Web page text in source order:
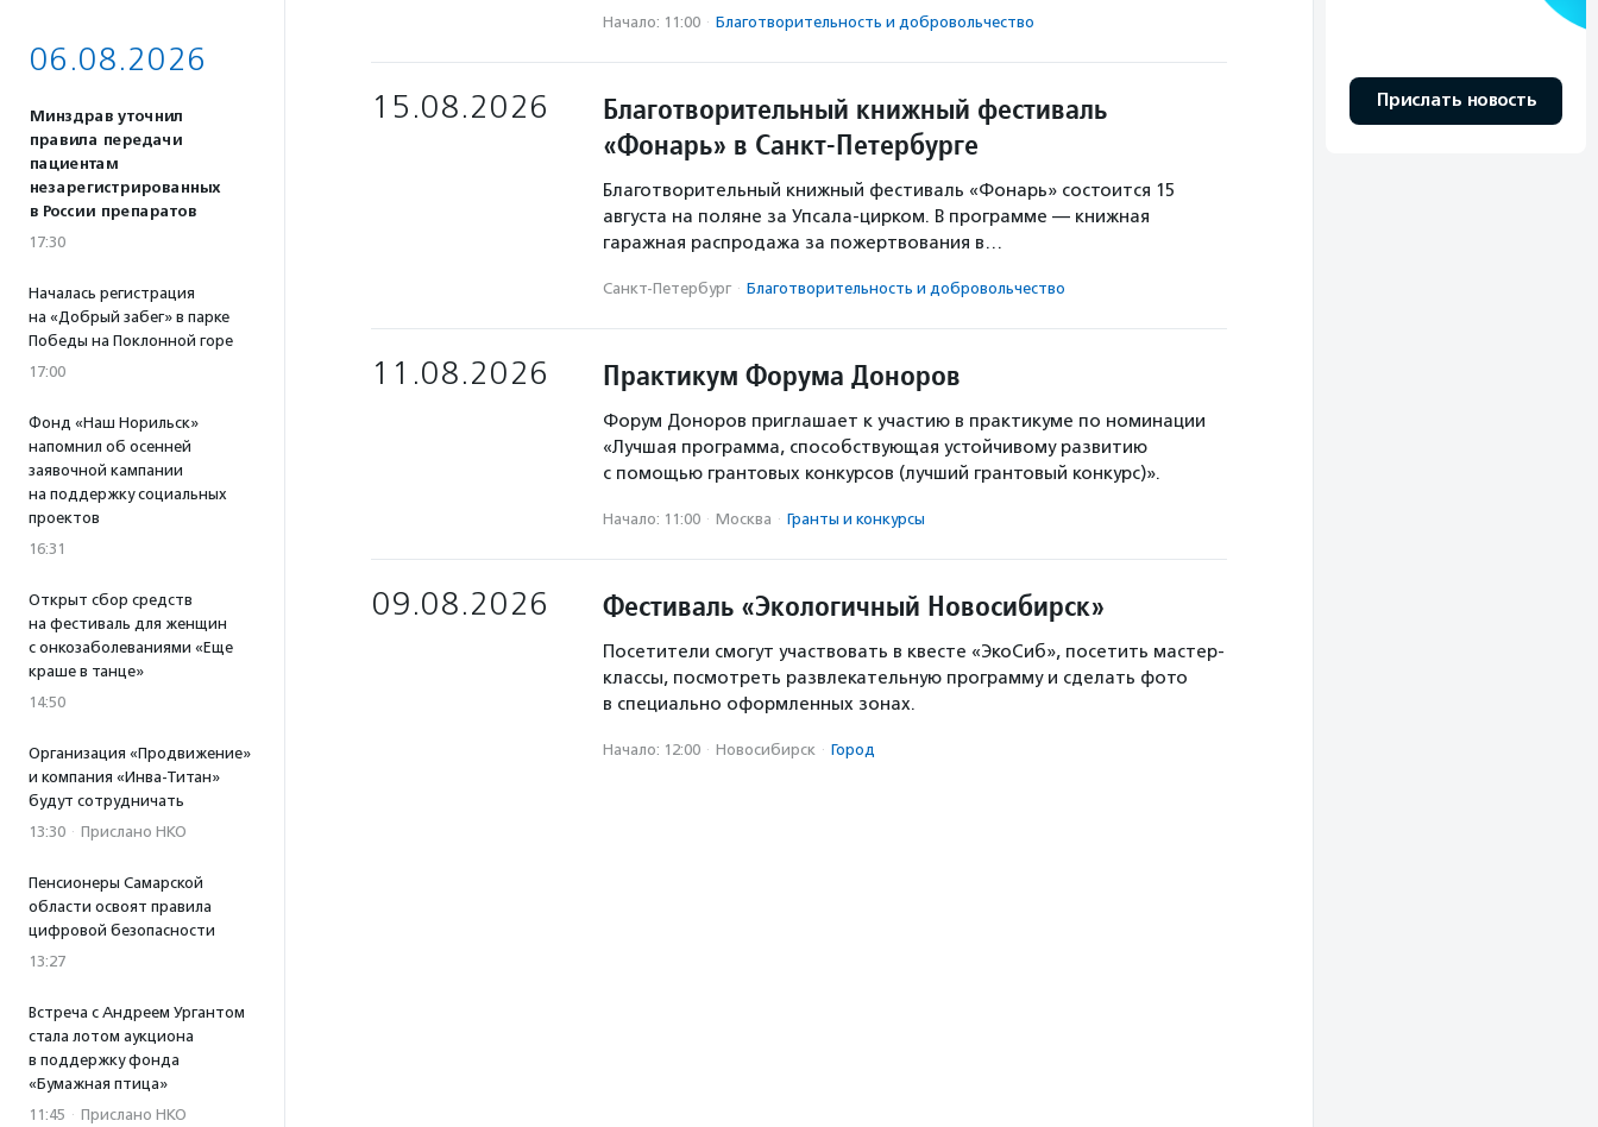
06.08.2026
Минздрав уточнил
правила передачи
пациентам
незарегистрированных
в России препаратов
17:30
Началась регистрация
на «Добрый забег» в парке
Победы на Поклонной горе
17:00
Фонд «Наш Норильск»
напомнил об осенней
заявочной кампании
на поддержку социальных
проектов
16:31
Открыт сбор средств
на фестиваль для женщин
с онкозаболеваниями «Еще
краше в танце»
14:50
Организация «Продвижение»
и компания «Инва-Титан»
будут сотрудничать
13:30 · Прислано НКО
Пенсионеры Самарской
области освоят правила
цифровой безопасности
13:27
Встреча с Андреем Ургантом
стала лотом аукциона
в поддержку фонда
«Бумажная птица»
11:45 · Прислано НКО
Начало: 11:00 · Благотвори­тель­ность и доброволь­чест­во
15.08.2026
Благотворительный книжный фестиваль
«Фонарь» в Санкт-Петербурге
Благотворительный книжный фестиваль «Фонарь» состоится 15
августа на поляне за Упсала-цирком. В программе — книжная
гаражная распродажа за пожертвования в…
Санкт-Петербург · Благотвори­тель­ность и доброволь­чест­во
11.08.2026 Практикум Форума Доноров
Форум Доноров приглашает к участию в практикуме по номинации
«Лучшая программа, способствующая устойчивому развитию
с помощью грантовых конкурсов (лучший грантовый конкурс)».
Начало: 11:00 · Москва · Гранты и конкурсы
09.08.2026 Фестиваль «Экологичный Новосибирск»
Посетители смогут участвовать в квесте «ЭкоСиб», посетить мастер-
классы, посмотреть развлекательную программу и сделать фото
в специально оформленных зонах.
Начало: 12:00 · Новосибирск · Город
Прислать новость